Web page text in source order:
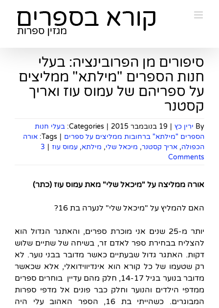
סיפורים מן הפרובינציה: בעלי
חנות הספרים "מילתא" ממליצים
על ספריהם של עמוס עוז ואריך
קסטנר
By ירין כץ | 19 בנובמבר 2015 |
Categories: בעלי חנות
הספרים "מילתא" ברחובות ממליצים על ספרים |
Tags: אורה
הכפולה, אריך קסטנר, מיכאל שלי, מילתא, עמוס עוז |
3
Comments
אורה ממליצה על "מיכאל שלי" מאת עמוס עוז (כתר)
האם להמליץ על "מיכאל שלי" לנערה בת 16?
יותר מ-25 שנים אני מוכרת ספרים, והאתגר הגדול הוא
להצליח בבחירת ספר לאדם זר, בשיחה של שתיים שלוש
דקות. האתגר גדול שבעתיים כאשר מדובר בבני נוער. לא
רק שטעמו של כל קורא הוא אינדיווידואלי, אלא שכאשר
מדובר בנוער בגיל 14-17, חלק מהם עדיין בוחרים ספרים
ממדפי הילדים והנוער וחלק כבר פונים אל מדפי ספרות
המבוגרים. כשהייתי בת 16, הספר האהוב עלי היה